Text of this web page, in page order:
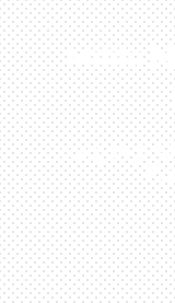
Miliki
Kunjungi